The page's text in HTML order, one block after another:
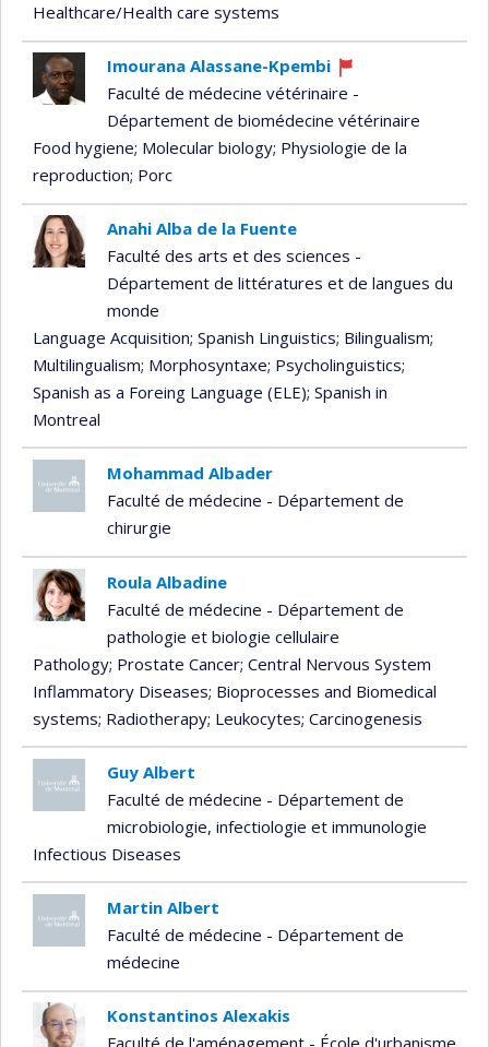
Healthcare/Health care systems
Imourana Alassane-Kpembi
Currently
recruiting
Faculté de médecine vétérinaire -
Département de biomédecine vétérinaire
Food hygiene; Molecular biology; Physiologie de la
reproduction; Porc
Anahi Alba de la Fuente
Faculté des arts et des sciences -
Département de littératures et de langues du
monde
Language Acquisition; Spanish Linguistics; Bilingualism;
Multilingualism; Morphosyntaxe; Psycholinguistics;
Spanish as a Foreing Language (ELE); Spanish in
Montreal
Mohammad Albader
Faculté de médecine - Département de
chirurgie
Roula Albadine
Faculté de médecine - Département de
pathologie et biologie cellulaire
Pathology; Prostate Cancer; Central Nervous System
Inflammatory Diseases; Bioprocesses and Biomedical
systems; Radiotherapy; Leukocytes; Carcinogenesis
Guy Albert
Faculté de médecine - Département de
microbiologie, infectiologie et immunologie
Infectious Diseases
Martin Albert
Faculté de médecine - Département de
médecine
Konstantinos Alexakis